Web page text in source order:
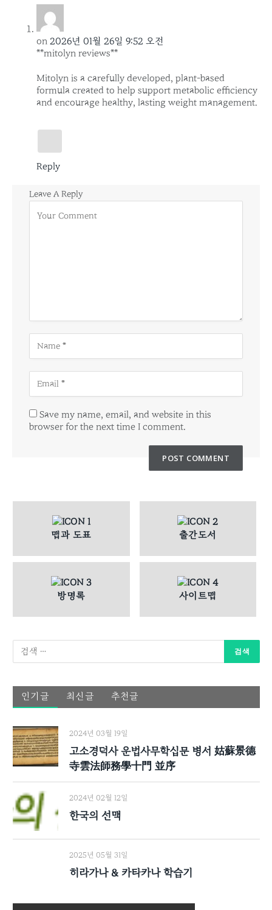
on 2026년 01월 26일 9:52 오전
**mitolyn reviews**
Mitolyn is a carefully developed, plant-based
formula created to help support metabolic efficiency
and encourage healthy, lasting weight management.
Reply
Leave A Reply
Save my name, email, and website in this
browser for the next time I comment.
맵과 도표 출간도서
방명록 사이트맵
인기글 최신글 추천글
2024년 03월 19일
고소경덕사 운법사무학십문 병서 姑蘇景德
寺雲法師務學十門 並序
2024년 02월 12일
한국의 선맥
2025년 05월 31일
히라가나 & 카타카나 학습기